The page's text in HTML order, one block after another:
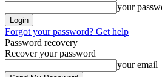
your
Forgot your password? Get help
Password recovery
Recover your password
your email